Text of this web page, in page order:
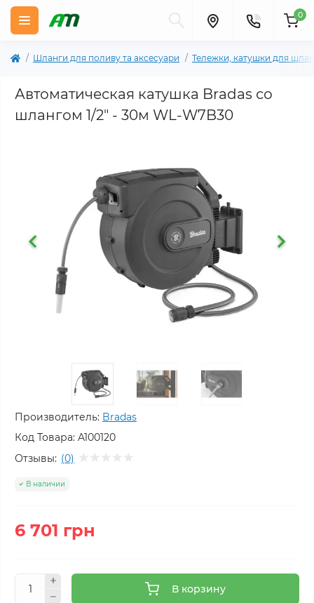
0
Шланги для поливу та аксесуари Тележки, катушки для
Автоматическая катушка Bradas со
шлангом 1/2" - 30м WL-W7B30
Производитель: Bradas
Код Товара: A100120
Отзывы: (0)
В наличии
6 701 грн
В корзину